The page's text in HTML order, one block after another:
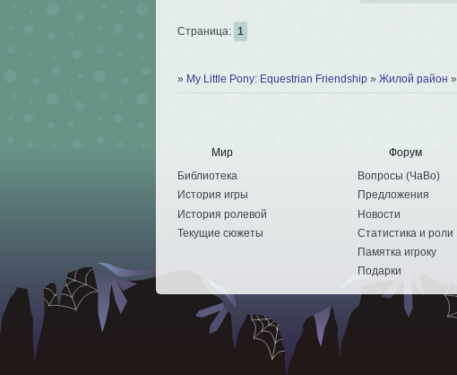
Страница: 1
» My Little Pony: Equestrian Friendship » Жилой район »
Мир
Библиотека
История игры
История ролевой
Текущие сюжеты
Форум
Вопросы (ЧаВо)
Предложения
Новости
Статистика и роли
Памятка игроку
Подарки